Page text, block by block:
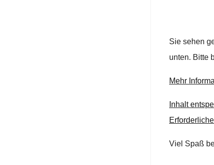
Sie sehen
unten. Bitte
Mehr
Inhalt
Viel Spaß